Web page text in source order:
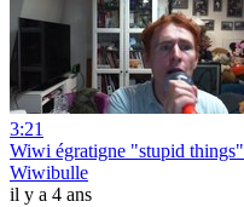
3:21
Wiwi égratigne "stupid things"
Wiwibulle
il y a 4 ans